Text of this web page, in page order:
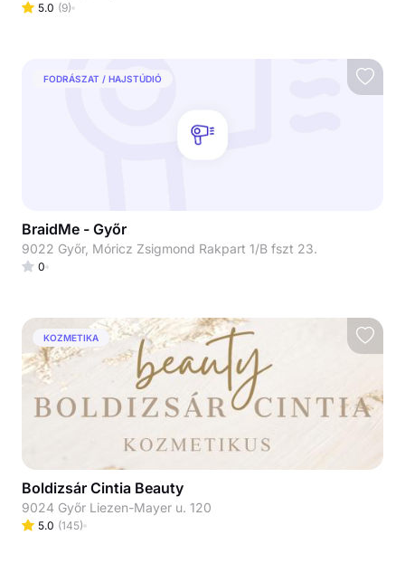
5.0 (9)
FODRÁSZAT / HAJSTÚDIÓ
BraidMe - Győr
9022 Győr, Móricz Zsigmond Rakpart 1/B fszt 23.
0
KOZMETIKA
Boldizsár Cintia Beauty
9024 Győr Liezen-Mayer u. 120
5.0 (145)